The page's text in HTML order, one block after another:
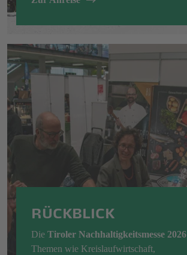
RÜCKBLICK
Die Tiroler Nachhaltigkeitsmesse 2026
Themen wie Kreislaufwirtschaft,